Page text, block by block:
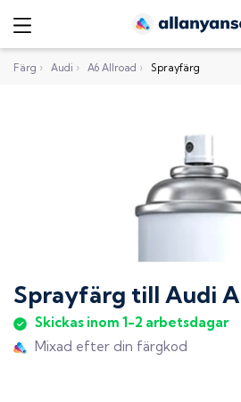
Färg › Audi › A6 Allroad › Sprayfärg
Sprayfärg till Audi
Skickas inom 1-2 arbetsdagar
Mixad efter din färgkod